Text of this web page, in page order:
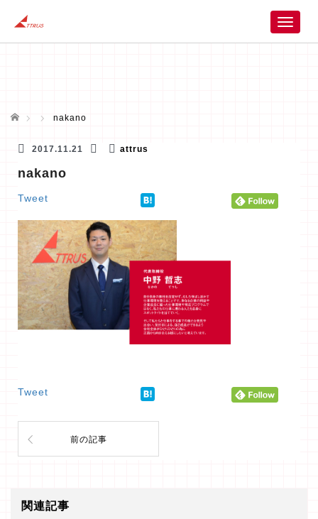
T
ホーム nakano
2017.11.21 attrus
nakano
Tweet
Tweet
前の記事
関連記事